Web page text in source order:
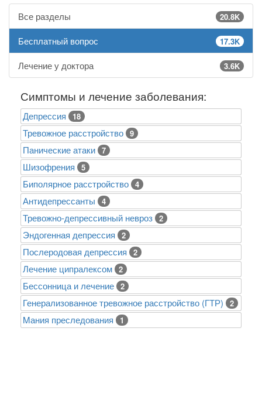
Все разделы 20.8K
Бесплатный вопрос 17.3K
Лечение у доктора 3.6K
Симптомы и лечение заболевания:
Депрессия 18
Тревожное расстройство 9
Панические атаки 7
Шизофрения 5
Биполярное расстройство 4
Антидепрессанты 4
Тревожно-депрессивный невроз 2
Эндогенная депрессия 2
Послеродовая депрессия 2
Лечение ципралексом 2
Бессонница и лечение 2
Генерализованное тревожное расстройство (ГТР) 2
Mания преследования 1